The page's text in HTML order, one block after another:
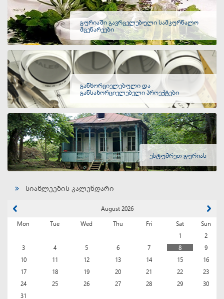
გურიაში გავრცელებული სამკურნალო
მცენარეები
განხორციელებული და
განსახორციელებელი პროექტები
ესტუმრეთ გურიას
სიახლეების კალენდარი
August 2026
Mon
Tue Wed Thu Fri Sat
Sun
1
2
3
4 5 6 7 8
9
10
11 12 13 14 15
16
17
18 19 20 21 22
23
24
25 26 27 28 29
30
31